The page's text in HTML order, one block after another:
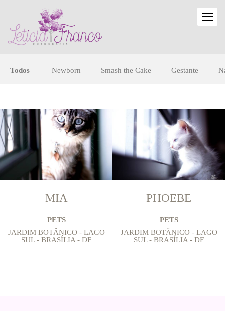
Todos Newborn Smash the Cake Gestante
MIA
PETS
JARDIM BOTÂNICO - LAGO
SUL - BRASÍLIA - DF
PHOEBE
PETS
JARDIM BOTÂNICO - LAGO
SUL - BRASÍLIA - DF